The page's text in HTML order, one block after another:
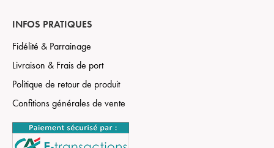
INFOS PRATIQUES
Fidélité & Parrainage
Livraison & Frais de port
Politique de retour de produit
Confitions générales de vente